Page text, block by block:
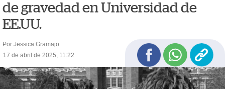
de gravedad en Universidad de
EE.UU.
Por Jessica Gramajo
17 de abril de 2025, 11:22